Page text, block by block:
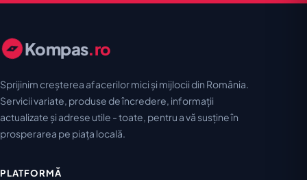
Kompas.ro
Sprijinim creșterea afacerilor mici și mijlocii din România.
Servicii variate, produse de încredere, informații
actualizate și adrese utile - toate, pentru a vă susține în
prosperarea pe piața locală.
PLATFORMĂ